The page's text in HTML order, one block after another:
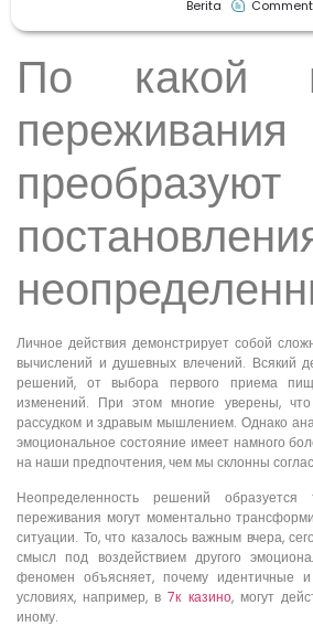
Berita Comment
По какой
переживания
преобразуют
Личное действия демонстрирует собой
вычислений и душевных влечений. Всякий
решений, от выбора первого приема
изменений. При этом многие уверены, что
рассудком и здравым мышлением. Однако
эмоциональное состояние имеет намного
на наши предпочтения, чем мы склонны
Неопределенность решений
переживания могут моментально
ситуации. То, что казалось важным вчера,
смысл под воздействием другого
феномен объясняет, почему
условиях, например, в7к казино, могут
иному.